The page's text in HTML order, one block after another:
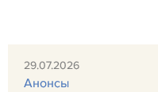
29.07.2026
Анонсы